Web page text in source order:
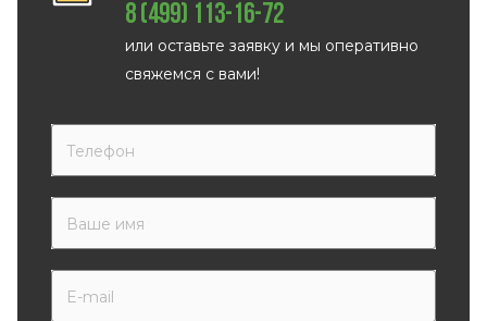
8 (499) 113-16-72
или оставьте заявку и мы оперативно
свяжемся с вами!